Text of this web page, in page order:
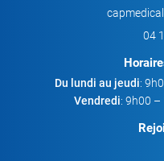
04
Du lundi au jeudi:
Vendredi: 9h00